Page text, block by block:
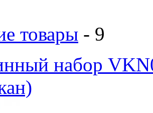
товары - 9
набор